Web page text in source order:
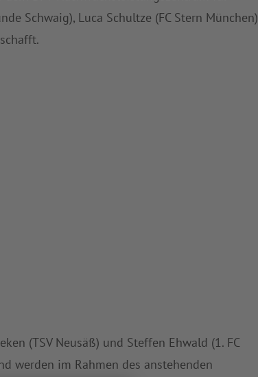
Schwaig), Luca Schultze (FC Stern München)
(TSV Neusäß) und Steffen Ehwald (1. FC
werden im Rahmen des anstehenden